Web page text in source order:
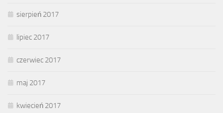
sierpień 2017
lipiec 2017
czerwiec 2017
maj 2017
kwiecień 2017